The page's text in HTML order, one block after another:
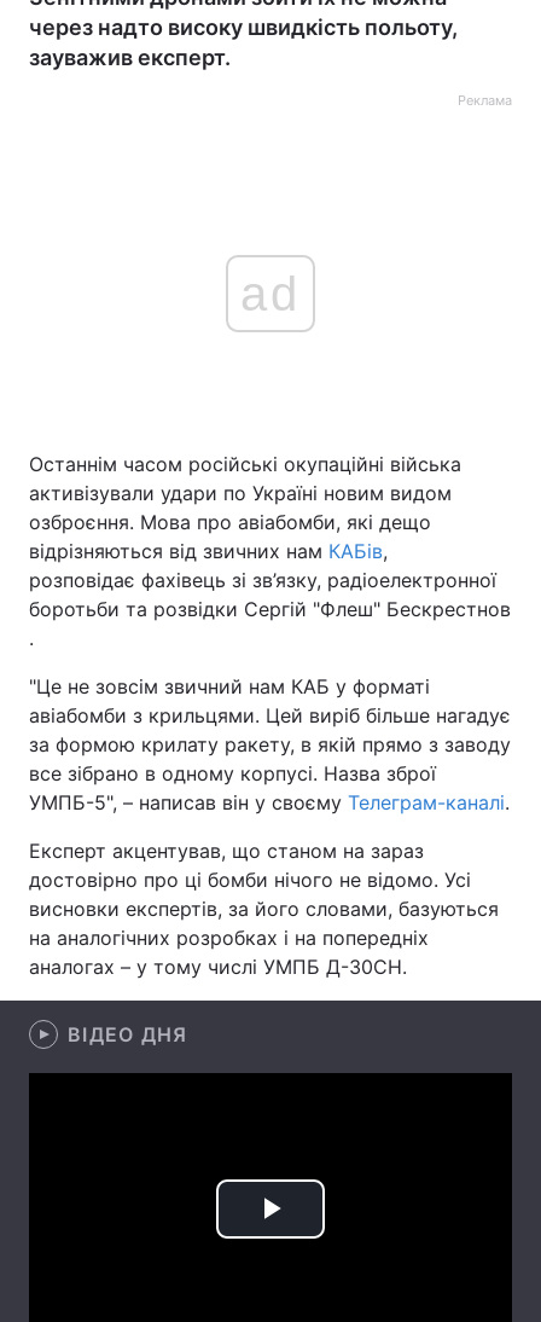
Україна Політика
Економіка Світ
Спорт Наука
Зброя Інциденти
Здоров'я Туризм
Цікавинки Погода
Екологія
Лонгріди
Інтерв'ю
через надто високу швидкість польоту,
зауважив експерт.
Реклама
ad
Останнім часом російські окупаційні війська
активізували удари по Україні новим видом
озброєння. Мова про авіабомби, які дещо
відрізняються від звичних нам КАБів,
розповідає фахівець зі зв’язку, радіоелектронної
боротьби та розвідки Сергій "Флеш" Бескрестнов
.
"Це не зовсім звичний нам КАБ у форматі
авіабомби з крильцями. Цей виріб більше нагадує
за формою крилату ракету, в якій прямо з заводу
все зібрано в одному корпусі. Назва зброї
УМПБ-5", – написав він у своєму Телеграм-каналі.
Експерт акцентував, що станом на зараз
достовірно про ці бомби нічого не відомо. Усі
висновки експертів, за його словами, базуються
на аналогічних розробках і на попередніх
аналогах – у тому числі УМПБ Д-30СН.
ВІДЕО ДНЯ
Play